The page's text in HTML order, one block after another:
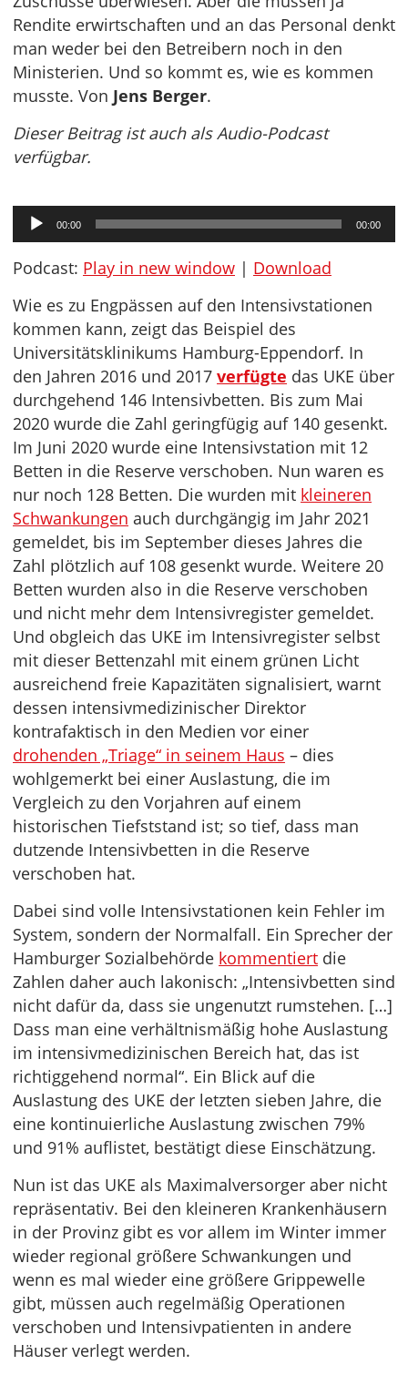
Rendite erwirtschaften und an das Personal denkt
man weder bei den Betreibern noch in den
Ministerien. Und so kommt es, wie es kommen
musste. Von Jens Berger.
Dieser Beitrag ist auch als Audio-Podcast
verfügbar.
Audio-
Player
00:00 00:00
Podcast: Play in new window | Download
Wie es zu Engpässen auf den Intensivstationen
kommen kann, zeigt das Beispiel des
Universitätsklinikums Hamburg-Eppendorf. In
den Jahren 2016 und 2017 verfügte das UKE über
durchgehend 146 Intensivbetten. Bis zum Mai
2020 wurde die Zahl geringfügig auf 140 gesenkt.
Im Juni 2020 wurde eine Intensivstation mit 12
Betten in die Reserve verschoben. Nun waren es
nur noch 128 Betten. Die wurden mit kleineren
Schwankungen auch durchgängig im Jahr 2021
gemeldet, bis im September dieses Jahres die
Zahl plötzlich auf 108 gesenkt wurde. Weitere 20
Betten wurden also in die Reserve verschoben
und nicht mehr dem Intensivregister gemeldet.
Und obgleich das UKE im Intensivregister selbst
mit dieser Bettenzahl mit einem grünen Licht
ausreichend freie Kapazitäten signalisiert, warnt
dessen intensivmedizinischer Direktor
kontrafaktisch in den Medien vor einer
drohenden „Triage“ in seinem Haus – dies
wohlgemerkt bei einer Auslastung, die im
Vergleich zu den Vorjahren auf einem
historischen Tiefststand ist; so tief, dass man
dutzende Intensivbetten in die Reserve
verschoben hat.
Dabei sind volle Intensivstationen kein Fehler im
System, sondern der Normalfall. Ein Sprecher der
Hamburger Sozialbehörde kommentiert die
Zahlen daher auch lakonisch: „Intensivbetten sind
nicht dafür da, dass sie ungenutzt rumstehen. […]
Dass man eine verhältnismäßig hohe Auslastung
im intensivmedizinischen Bereich hat, das ist
richtiggehend normal“. Ein Blick auf die
Auslastung des UKE der letzten sieben Jahre, die
eine kontinuierliche Auslastung zwischen 79%
und 91% auflistet, bestätigt diese Einschätzung.
Nun ist das UKE als Maximalversorger aber nicht
repräsentativ. Bei den kleineren Krankenhäusern
in der Provinz gibt es vor allem im Winter immer
wieder regional größere Schwankungen und
wenn es mal wieder eine größere Grippewelle
gibt, müssen auch regelmäßig Operationen
verschoben und Intensivpatienten in andere
Häuser verlegt werden.